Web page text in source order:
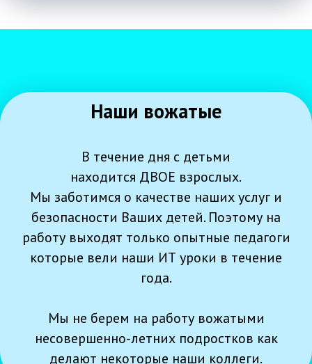
Наши вожатые
В течение дня с детьми
находится ДВОЕ взрослых.
Мы заботимся о качестве наших услуг и
безопасности Ваших детей. Поэтому на
работу выходят только опытные педагоги
которые вели наши ИТ уроки в течение
года.
Мы не берем на работу вожатыми
несовершенно-летних подростков как
делают некоторые наши коллеги.